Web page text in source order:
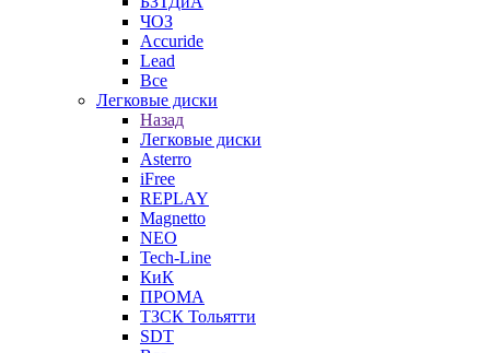
ЧОЗ
Accuride
Lead
Все
Легковые диски
Назад
Легковые диски
Asterro
iFree
REPLAY
Magnetto
NEO
Tech-Line
КиК
ПРОМА
ТЗСК Тольятти
SDT